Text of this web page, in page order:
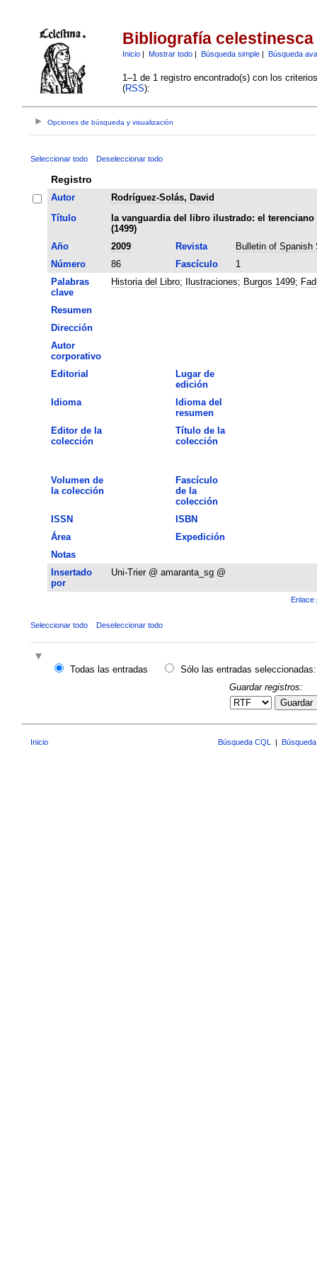
Bibliografía celestinesca
Inicio| Mostrar todo| Búsqueda simple| Búsqueda
1–1 de 1 registro encontrado(s) con los
(RSS):
Opciones de búsqueda y visualización
Seleccionar todo Deseleccionar todo
Registro
Autor
Rodríguez-Solás, David
Título
la vanguardia del libro ilustrado: el
(1499)
Año
2009 Revista
Bulletin of Spanish
Número
86 Fascículo
1
Palabras
clave
Historia del Libro; Ilustraciones; Burgos 1499;
Resumen
Dirección
Autor
corporativo
Editorial
Lugar de
edición
Idioma
Idioma del
resumen
Editor de la
colección
Título de la
colección
Volumen de
la colección
Fascículo
de la
colección
ISSN
ISBN
Área
Expedición
Notas
Insertado
por
Uni-Trier @ amaranta_sg @
Enlace
Seleccionar todo Deseleccionar todo
Todas las entradas
Sólo las entradas seleccionadas:
Guardar registros:
Guardar
Inicio Búsqueda CQL